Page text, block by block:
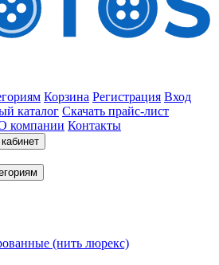
Корзина Регистрация Вход
каталог Скачать прайс-лист
компании Контакты
(нить люрекс)